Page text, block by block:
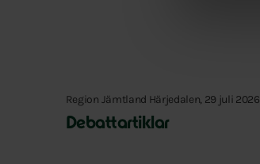
Region Jämtland Härjedalen, 29 juli 2026
Debattartiklar